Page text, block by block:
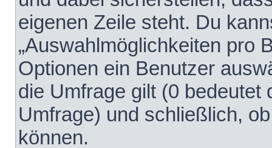
eigenen Zeile steht. Du
„Auswahlmöglichkeiten pro
Optionen ein Benutzer
die Umfrage gilt (0 bedeutet
Umfrage) und schließlich,
können.